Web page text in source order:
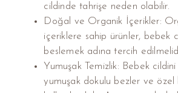
cildinde tahrişe neden olabilir.
Doğal ve Organik İçerikler:
içeriklere sahip ürünler, bebek
beslemek adına tercih
Yumuşak Temizlik: Bebek
yumuşak dokulu bezler ve